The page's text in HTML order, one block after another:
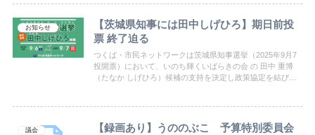
お知らせ
【茨城県知事には田中しげひろ】期日前投
票 終了迫る
つくば・市民ネットワークは茨城県知事選挙（2025年9月7
投開票）において、いのち輝くいばらきの会 の 田中 重博
（たなか しげひろ）候補の支持を決定し政策協定を結びま
議会
【録画あり】うののぶこ 予算特別委員会